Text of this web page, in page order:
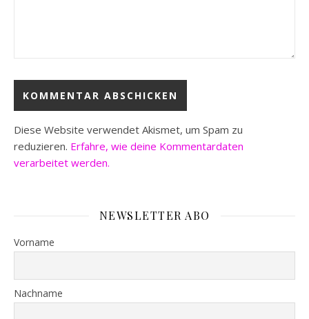
Diese Website verwendet Akismet, um Spam zu
reduzieren. Erfahre, wie deine Kommentardaten
verarbeitet werden.
NEWSLETTER ABO
Vorname
Nachname